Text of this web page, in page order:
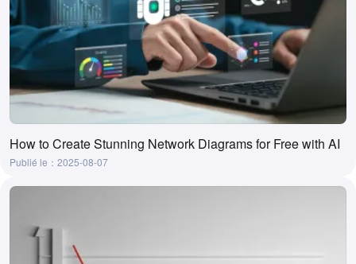
How to Create Stunning Network Diagrams for Free with AI
Publié le：2025-08-07